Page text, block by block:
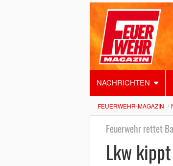
NACHRICHTEN
FEUERWEHR-MAGAZIN
Feuerwehr rettet
Lkw